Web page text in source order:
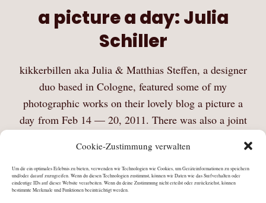
Cookie-Zustimmung verwalten
Um dir ein optimales Erlebnis zu bieten, verwenden wir Technologien wie Cookies, um Geräteinformationen zu speichern
und/oder darauf zuzugreifen. Wenn du diesen Technologien zustimmst, können wir Daten wie das Surfverhalten oder
eindeutige IDs auf dieser Website verarbeiten. Wenn du deine Zustimmung nicht erteilst oder zurückziehst, können
bestimmte Merkmale und Funktionen beeinträchtigt werden.
a picture a day: Julia
Schiller
kikkerbillen aka Julia & Matthias Steffen, a designer
duo based in Cologne, featured some of my
photographic works on their lovely blog a picture a
day from Feb 14 — 20, 2011. There was also a joint